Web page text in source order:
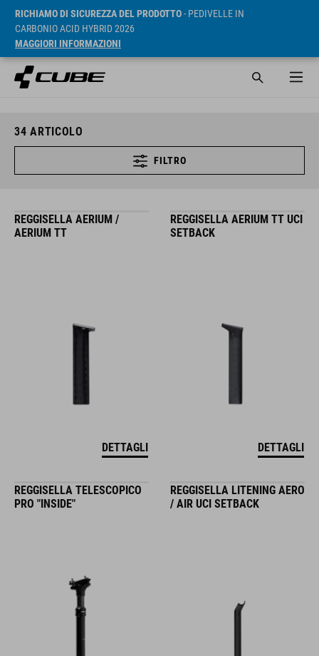
RICHIAMO DI SICUREZZA DEL PRODOTTO- PEDIVELLE IN
CARBONIO ACID HYBRID 2026
MAGGIORI INFORMAZIONI
34 ARTICOLO
FILTRO
REGGISELLA AERIUM /
AERIUM TT
DETTAGLI
REGGISELLA AERIUM TT UCI
SETBACK
DETTAGLI
REGGISELLA TELESCOPICO
PRO "INSIDE"
REGGISELLA LITENING AERO
/ AIR UCI SETBACK